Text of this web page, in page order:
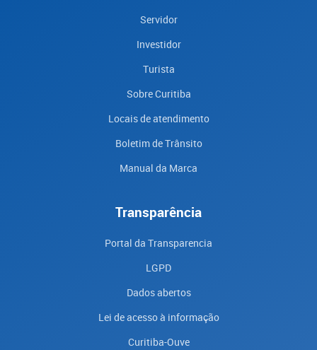
Servidor
Investidor
Turista
Sobre Curitiba
Locais de atendimento
Boletim de Trânsito
Manual da Marca
Transparência
Portal da Transparencia
LGPD
Dados abertos
Lei de acesso à informação
Curitiba-Ouve